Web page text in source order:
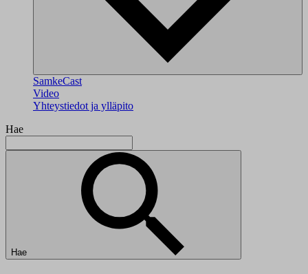
SamkeCast
Video
Yhteystiedot ja ylläpito
Hae
Hae